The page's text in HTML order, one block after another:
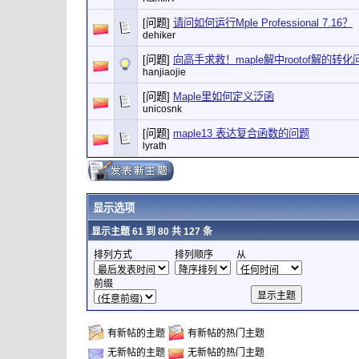
[问题] 请问如何运行Mple Professional 7.16？
dehiker
[问题] 向高手求救！maple解中rootof解的转化
hanjiaojie
[问题] Maple里如何定义泛函
unicosnk
[问题] maple13 表达复合函数的问题
lyrath
显示选项
显示主题 61 到 80 共 127 条
排列方式 排列顺序 从
前缀
有新帖的主题
有新帖的热门主题
无新帖的主题
无新帖的热门主题